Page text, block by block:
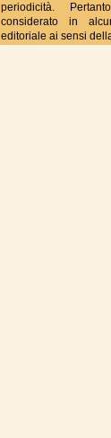
periodicità.
considerato in
editoriale ai sensi